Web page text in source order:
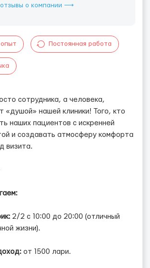
отзывы о компании ⟶
Постоянная работа
сотрудника, а человека,
«душой» нашей клиники! Того, кто
наших пациентов с искренней
и создавать атмосферу комфорта
визита.
2/2 с 10:00 до 20:00 (отличный
жизни).
от 1500 лари.